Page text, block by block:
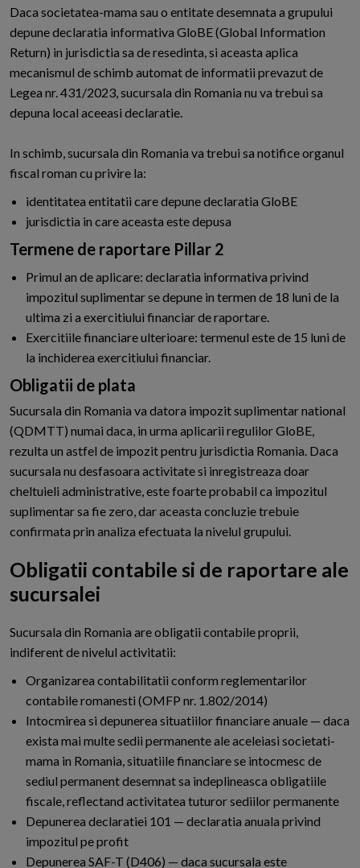
Daca societatea-mama sau o entitate desemnata a grupului
depune declaratia informativa GloBE (Global Information
Return) in jurisdictia sa de resedinta, si aceasta aplica
mecanismul de schimb automat de informatii prevazut de
Legea nr. 431/2023, sucursala din Romania nu va trebui sa
depuna local aceeasi declaratie.
In schimb, sucursala din Romania va trebui sa notifice organul
fiscal roman cu privire la:
identitatea entitatii care depune declaratia GloBE
jurisdictia in care aceasta este depusa
Termene de raportare Pillar 2
Primul an de aplicare: declaratia informativa privind
impozitul suplimentar se depune in termen de 18 luni de la
ultima zi a exercitiului financiar de raportare.
Exercitiile financiare ulterioare: termenul este de 15 luni de
la inchiderea exercitiului financiar.
Obligatii de plata
Sucursala din Romania va datora impozit suplimentar national
(QDMTT) numai daca, in urma aplicarii regulilor GloBE,
rezulta un astfel de impozit pentru jurisdictia Romania. Daca
sucursala nu desfasoara activitate si inregistreaza doar
cheltuieli administrative, este foarte probabil ca impozitul
suplimentar sa fie zero, dar aceasta concluzie trebuie
confirmata prin analiza efectuata la nivelul grupului.
Obligatii contabile si de raportare ale
sucursalei
Sucursala din Romania are obligatii contabile proprii,
indiferent de nivelul activitatii:
Organizarea contabilitatii conform reglementarilor
contabile romanesti (OMFP nr. 1.802/2014)
Intocmirea si depunerea situatiilor financiare anuale — daca
exista mai multe sedii permanente ale aceleiasi societati-
mama in Romania, situatiile financiare se intocmesc de
sediul permanent desemnat sa indeplineasca obligatiile
fiscale, reflectand activitatea tuturor sediilor permanente
Depunerea declaratiei 101 — declaratia anuala privind
impozitul pe profit
Depunerea SAF-T (D406) — daca sucursala este